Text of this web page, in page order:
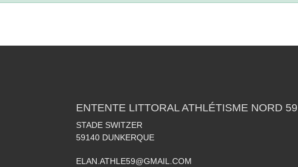
ENTENTE LITTORAL ATHLÉTISME NORD 59
STADE SWITZER
59140 DUNKERQUE
ELAN.ATHLE59@GMAIL.COM